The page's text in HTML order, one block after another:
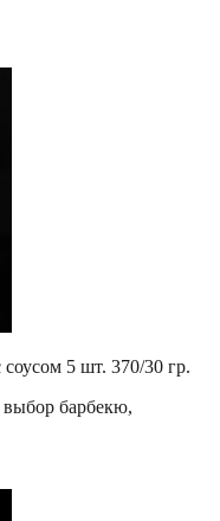
5 шт. 370/30 гр.
барбекю,